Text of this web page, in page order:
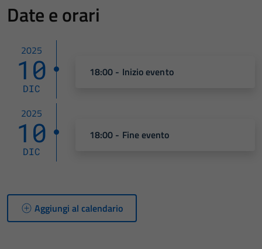
Date e orari
2025
10
DIC
18:00 - Inizio evento
2025
10
DIC
18:00 - Fine evento
Aggiungi al calendario